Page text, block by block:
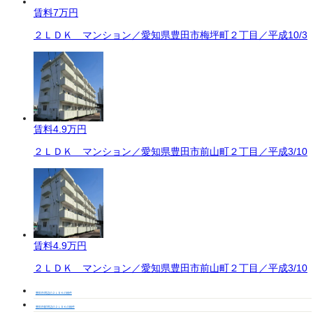
賃料7万円
２ＬＤＫ マンション／愛知県豊田市梅坪町２丁目／平成10/3
賃料4.9万円
２ＬＤＫ マンション／愛知県豊田市前山町２丁目／平成3/10
賃料4.9万円
２ＬＤＫ マンション／愛知県豊田市前山町２丁目／平成3/10
豊田市周辺の２ＬＤＫの物件
豊田市駅周辺の２ＬＤＫの物件